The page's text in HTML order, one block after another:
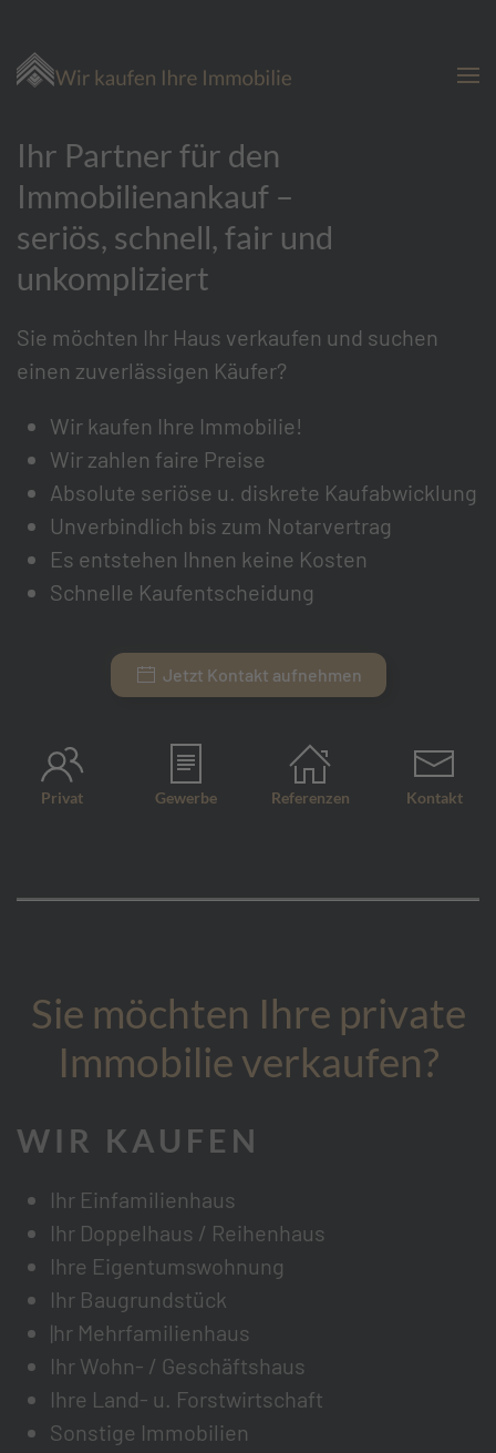
Zum Hauptinhalt springen
Ihr Partner für den
Immobilienankauf –
seriös, schnell, fair und
unkompliziert
Sie möchten Ihr Haus verkaufen und suchen
einen zuverlässigen Käufer?
Wir kaufen Ihre Immobilie!
Wir zahlen faire Preise
Absolute seriöse u. diskrete Kaufabwicklung
Unverbindlich bis zum Notarvertrag
Es entstehen Ihnen keine Kosten
Schnelle Kaufentscheidung
Jetzt Kontakt aufnehmen
Privat Gewerbe Referenzen Kontakt
Sie möchten Ihre private
Immobilie verkaufen?
WIR KAUFEN
Ihr Einfamilienhaus
Ihr Doppelhaus / Reihenhaus
Ihre Eigentumswohnung
Ihr Baugrundstück
|hr Mehrfamilienhaus
Ihr Wohn- / Geschäftshaus
Ihre Land- u. Forstwirtschaft
Sonstige Immobilien